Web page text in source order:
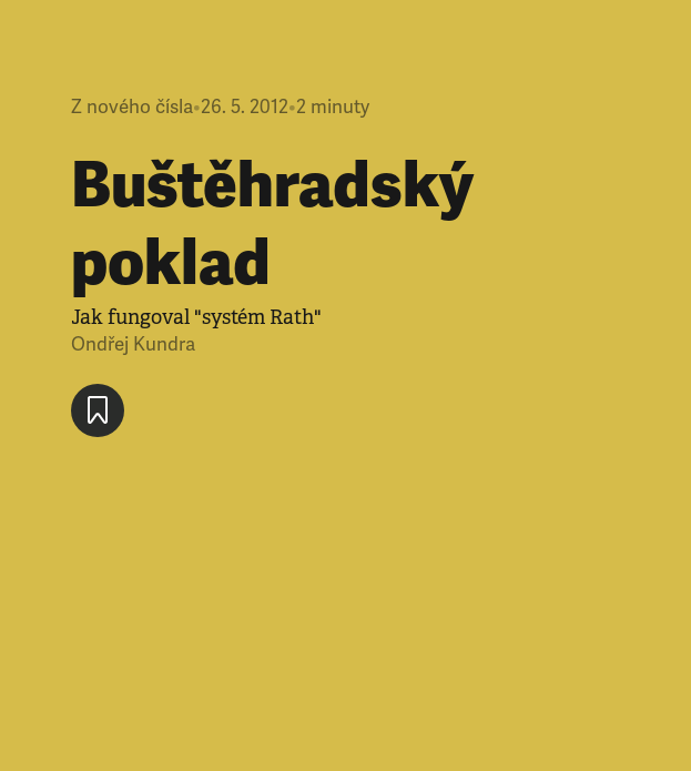
Z nového čísla•26. 5. 2012•2 minuty
Buštěhradský
poklad
Jak fungoval "systém Rath"
Ondřej Kundra